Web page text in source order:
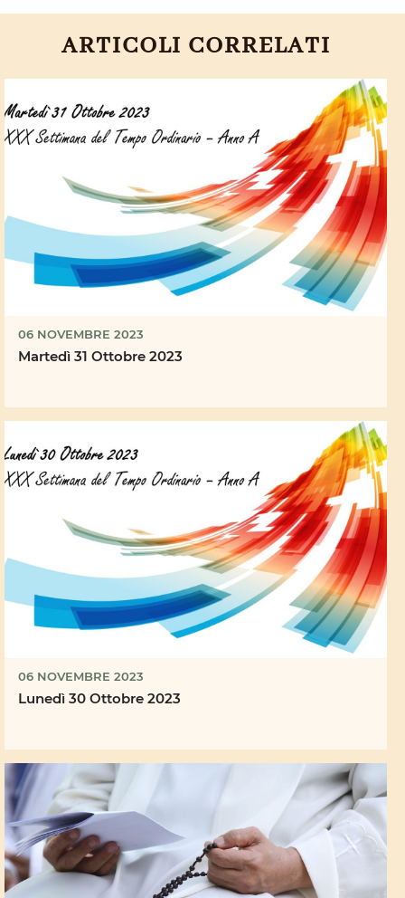
ARTICOLI CORRELATI
06 NOVEMBRE 2023
Martedì 31 Ottobre 2023
06 NOVEMBRE 2023
Lunedì 30 Ottobre 2023